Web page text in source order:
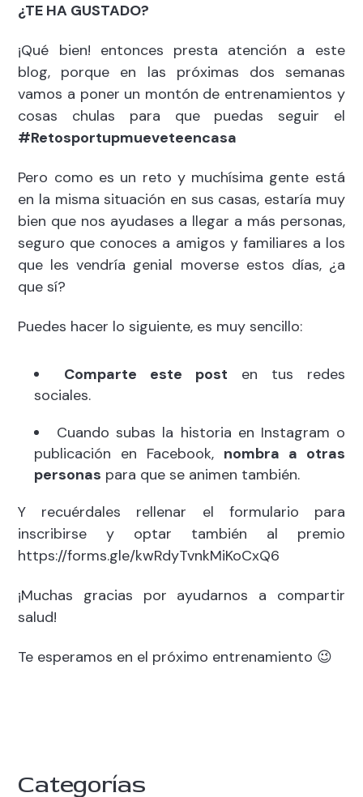
¿TE HA GUSTADO?
¡Qué bien! entonces presta atención a este
blog, porque en las próximas dos semanas
vamos a poner un montón de entrenamientos y
cosas chulas para que puedas seguir el
#Retosportupmueveteencasa
Pero como es un reto y muchísima gente está
en la misma situación en sus casas, estaría muy
bien que nos ayudases a llegar a más personas,
seguro que conoces a amigos y familiares a los
que les vendría genial moverse estos días, ¿a
que sí?
Puedes hacer lo siguiente, es muy sencillo:
Comparte este post en tus redes
sociales.
Cuando subas la historia en Instagram o
publicación en Facebook, nombra a otras
personas para que se animen también.
Y recuérdales rellenar el formulario para
inscribirse y optar también al premio
https://forms.gle/kwRdyTvnkMiKoCxQ6
¡Muchas gracias por ayudarnos a compartir
salud!
Te esperamos en el próximo entrenamiento 😉
Categorías